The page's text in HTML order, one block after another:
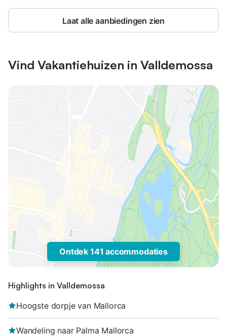
Laat alle aanbiedingen zien
Vind Vakantiehuizen in Valldemossa
Ontdek 141 accommodaties
Highlights in Valldemossa
Hoogste dorpje van Mallorca
Wandeling naar Palma Mallorca